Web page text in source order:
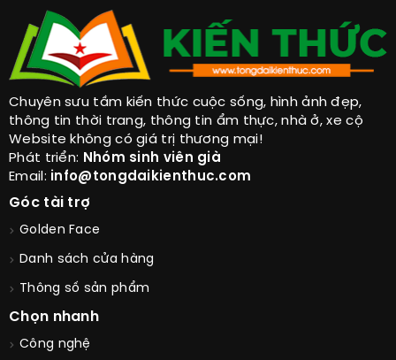
Chuyên sưu tầm kiến thức cuộc sống, hình ảnh đẹp,
thông tin thời trang, thông tin ẩm thực, nhà ở, xe cộ
Website không có giá trị thương mại!
Phát triển: Nhóm sinh viên già
Email: info@tongdaikienthuc.com
Góc tài trợ
Golden Face
Danh sách cửa hàng
Thông số sản phẩm
Chọn nhanh
Công nghệ